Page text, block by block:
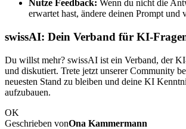
Nutze Feedback: Wenn du nicht die
erwartet hast, ändere deinen Prompt und
swissAI: Dein Verband für KI-
Du willst mehr? swissAI ist ein Verband, der
und diskutiert. Trete jetzt unserer Community
neuesten Stand zu bleiben und deine KI
aufzubauen.
OK
Geschrieben vonOna Kammermann